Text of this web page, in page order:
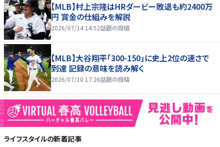
【MLB】村上宗隆はHRダービー敗退も約2400万
円 賞金の仕組みを解説
2026/07/14 14:52話題の投稿
【MLB】大谷翔平「300-150」に史上2位の速さで
到達 記録の意味を読み解く
2026/07/10 17:26話題の投稿
ライフスタイルの新着記事